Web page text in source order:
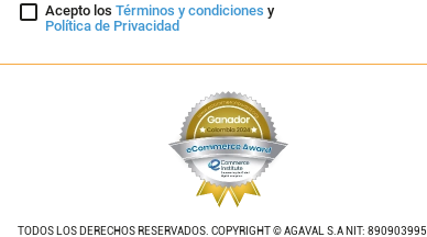
Acepto los Términos y condiciones y
Política de Privacidad
TODOS LOS DERECHOS RESERVADOS. COPYRIGHT © AGAVAL S.A NIT: